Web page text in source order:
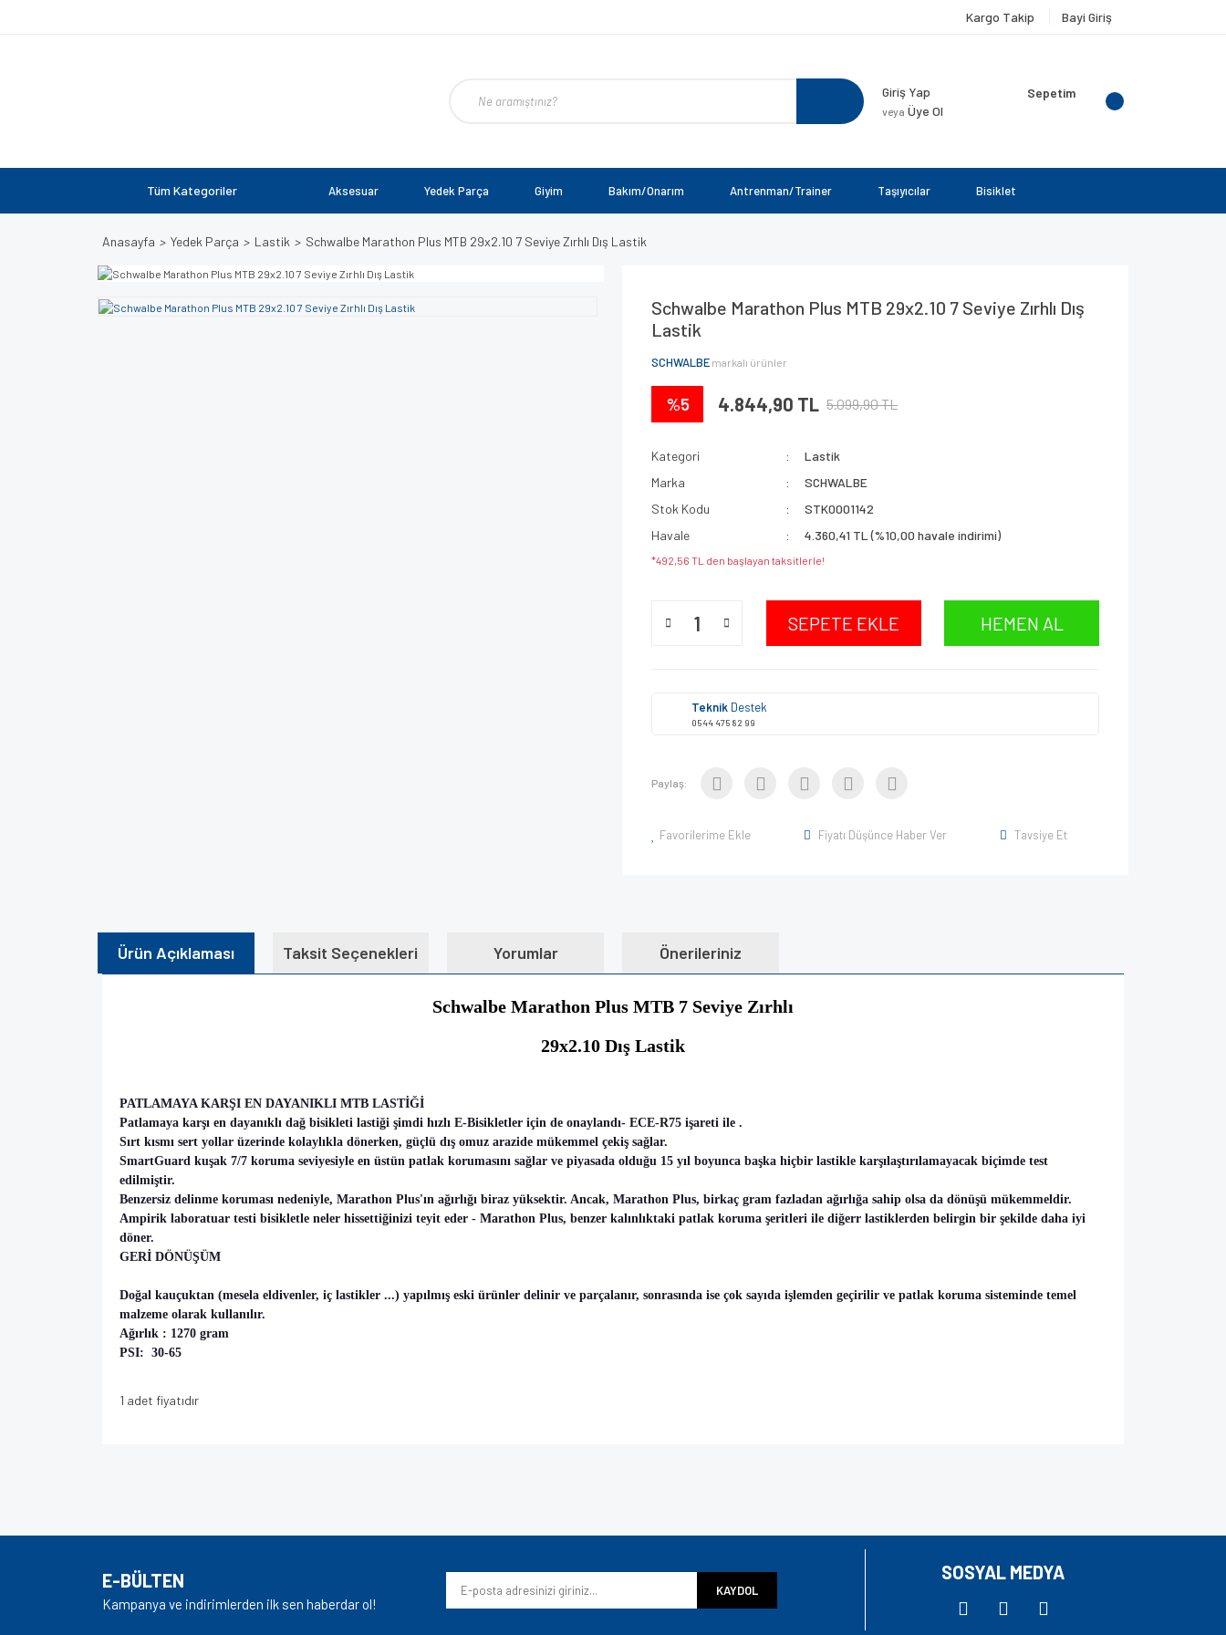
Kargo Takip Bayi Giriş
Giriş Yap
veya Üye Ol
Sepetim
Tüm Kategoriler Aksesuar Yedek Parça Giyim Bakım/Onarım Antrenman/Trainer Taşıyıcılar Bisiklet
Anasayfa Yedek Parça Lastik Schwalbe Marathon Plus MTB 29x2.10 7 Seviye Zırhlı Dış Lastik
Schwalbe Marathon Plus MTB 29x2.10 7 Seviye Zırhlı Dış
Lastik
SCHWALBE markalı ürünler
%5 4.844,90 TL 5.099,90 TL
Kategori
Lastik
Marka
SCHWALBE
Stok Kodu
STK0001142
Havale
4.360,41 TL (%10,00 havale indirimi)
*492,56 TL den başlayan taksitlerle!
SEPETE EKLE HEMEN AL
Teknik Destek
0544 475 82 99
Paylaş:
Favorilerime Ekle Fiyatı Düşünce Haber Ver Tavsiye Et
Ürün Açıklaması Taksit Seçenekleri Yorumlar Önerileriniz
Schwalbe Marathon Plus MTB 7 Seviye Zırhlı
29x2.10 Dış Lastik
PATLAMAYA KARŞI EN DAYANIKLI MTB LASTİĞİ
Patlamaya karşı en dayanıklı dağ bisikleti lastiği şimdi hızlı E-Bisikletler için de onaylandı- ECE-R75 işareti ile .
Sırt kısmı sert yollar üzerinde kolaylıkla dönerken, güçlü dış omuz arazide mükemmel çekiş sağlar.
SmartGuard kuşak 7/7 koruma seviyesiyle en üstün patlak korumasını sağlar ve piyasada olduğu 15 yıl boyunca başka hiçbir lastikle karşılaştırılamayacak biçimde test
edilmiştir.
Benzersiz delinme koruması nedeniyle, Marathon Plus'ın ağırlığı biraz yüksektir. Ancak, Marathon Plus, birkaç gram fazladan ağırlığa sahip olsa da dönüşü mükemmeldir.
Ampirik laboratuar testi bisikletle neler hissettiğinizi teyit eder - Marathon Plus, benzer kalınlıktaki patlak koruma şeritleri ile diğerr lastiklerden belirgin bir şekilde daha iyi
döner.
GERİ DÖNÜŞÜM
Doğal kauçuktan (mesela eldivenler, iç lastikler ...) yapılmış eski ürünler delinir ve parçalanır, sonrasında ise çok sayıda işlemden geçirilir ve patlak koruma sisteminde temel
malzeme olarak kullanılır.
Ağırlık : 1270 gram
PSI: 30-65
1 adet fiyatıdır
Ürün resmi kalitesiz, bozuk veya görüntülenemiyor.
Ürün bilgilerinde hatalar bulunuyor.
E-BÜLTEN
Kampanya ve indirimlerden ilk sen haberdar ol!
KAYDOL
SOSYAL MEDYA